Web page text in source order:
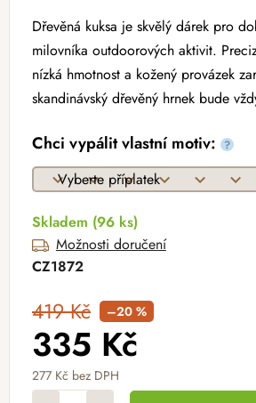
Dřevěná kuksa je skvělý dárek pro
milovníka outdoorových aktivit.
nízká hmotnost a kožený provázek
skandinávský dřevěný hrnek bude
Chci vypálit vlastní motiv: ?
Skladem (96 ks)
Možnosti doručení
CZ1872
419 Kč –20 %
335 Kč
277 Kč bez DPH